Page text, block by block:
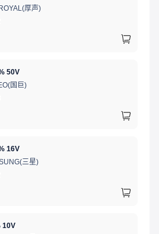
厚声)
50V
国巨)
16V
三星)
10V